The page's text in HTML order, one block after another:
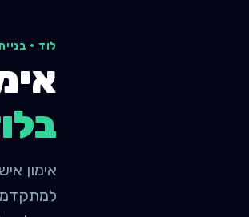
לוד ·
ב